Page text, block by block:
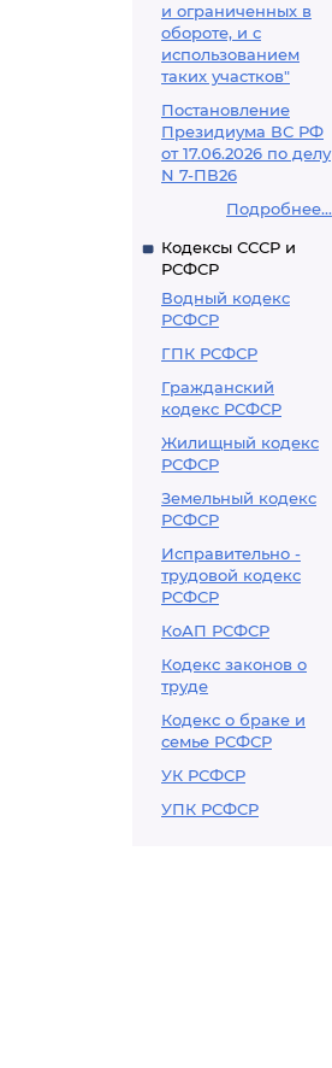
и ограниченных в
обороте, и с
использованием
таких участков"
Постановление
Президиума ВС РФ
от 17.06.2026 по делу
N 7-ПВ26
Подробнее...
Кодексы СССР и
РСФСР
Водный кодекс
РСФСР
ГПК РСФСР
Гражданский
кодекс РСФСР
Жилищный кодекс
РСФСР
Земельный кодекс
РСФСР
Исправительно -
трудовой кодекс
РСФСР
КоАП РСФСР
Кодекс законов о
труде
Кодекс о браке и
семье РСФСР
УК РСФСР
УПК РСФСР